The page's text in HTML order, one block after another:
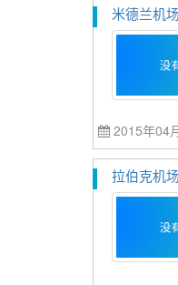
米德兰机场
2015年04
拉伯克机场